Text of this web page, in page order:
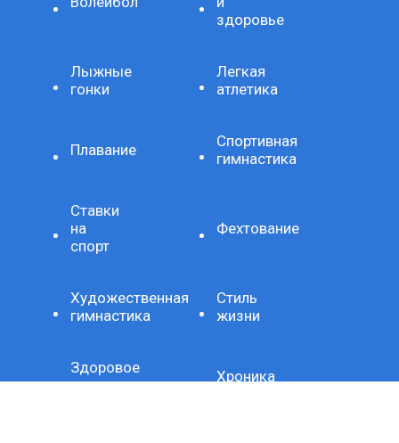
здоровье
Лыжные
гонки
Легкая
атлетика
Плавание
Спортивная
гимнастика
Ставки
на
спорт
Фехтование
Художественная
гимнастика
Стиль
жизни
Здоровое
питание
Хроника